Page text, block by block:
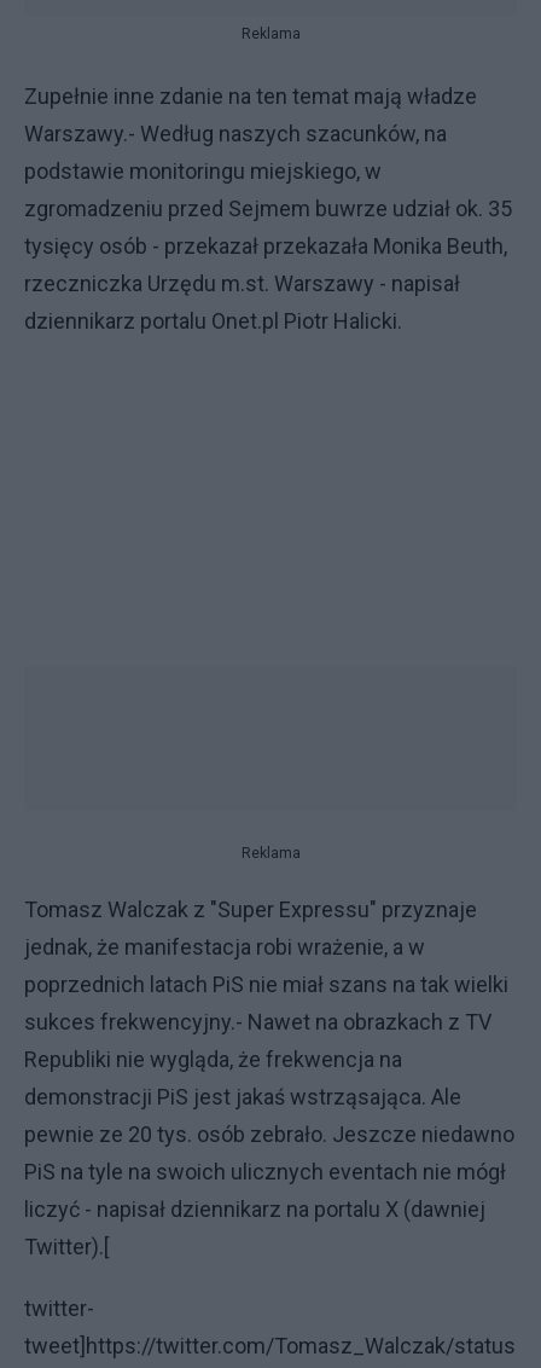
Reklama
Zupełnie inne zdanie na ten temat mają władze
Warszawy.- Według naszych szacunków, na
podstawie monitoringu miejskiego, w
zgromadzeniu przed Sejmem buwrze udział ok. 35
tysięcy osób - przekazał przekazała Monika Beuth,
rzeczniczka Urzędu m.st. Warszawy - napisał
dziennikarz portalu Onet.pl Piotr Halicki.
Reklama
Tomasz Walczak z "Super Expressu" przyznaje
jednak, że manifestacja robi wrażenie, a w
poprzednich latach PiS nie miał szans na tak wielki
sukces frekwencyjny.- Nawet na obrazkach z TV
Republiki nie wygląda, że frekwencja na
demonstracji PiS jest jakaś wstrząsająca. Ale
pewnie ze 20 tys. osób zebrało. Jeszcze niedawno
PiS na tyle na swoich ulicznych eventach nie mógł
liczyć - napisał dziennikarz na portalu X (dawniej
Twitter).[
twitter-
tweet]https://twitter.com/Tomasz_Walczak/status